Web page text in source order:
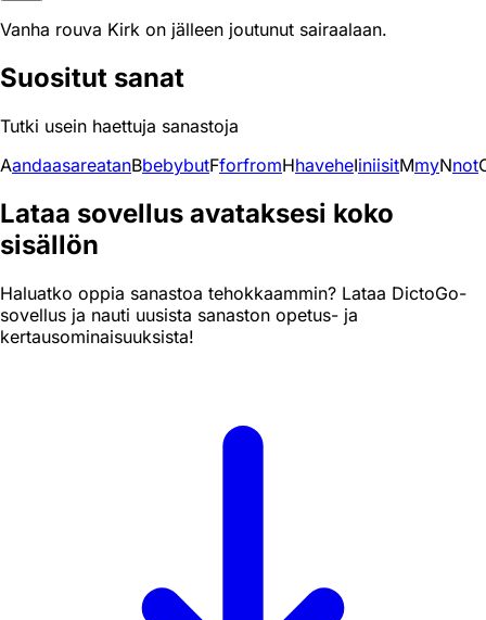
Vanha rouva Kirk on jälleen joutunut sairaalaan.
Suositut sanat
Tutki usein haettuja sanastoja
AandaasareatanBbebybutFforfromHhaveheIiniisitMmyNnot
Lataa sovellus avataksesi koko
sisällön
Haluatko oppia sanastoa tehokkaammin? Lataa DictoGo-
sovellus ja nauti uusista sanaston opetus- ja
kertausominaisuuksista!